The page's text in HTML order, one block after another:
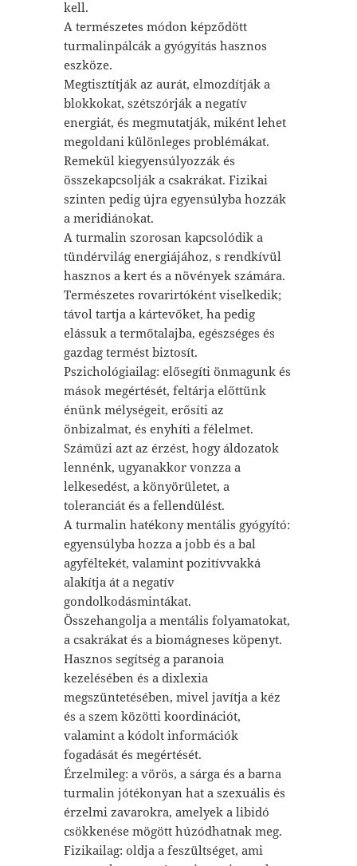
kell.
A természetes módon képződött
turmalinpálcák a gyógyítás hasznos
eszköze.
Megtisztítják az aurát, elmozdítják a
blokkokat, szétszórják a negatív
energiát, és megmutatják, miként lehet
megoldani különleges problémákat.
Remekül kiegyensúlyozzák és
összekapcsolják a csakrákat. Fizikai
szinten pedig újra egyensúlyba hozzák
a meridiánokat.
A turmalin szorosan kapcsolódik a
tündérvilág energiájához, s rendkívül
hasznos a kert és a növények számára.
Természetes rovarirtóként viselkedik;
távol tartja a kártevőket, ha pedig
elássuk a termőtalajba, egészséges és
gazdag termést biztosít.
Pszichológiailag: elősegíti önmagunk és
mások megértését, feltárja előttünk
énünk mélységeit, erősíti az
önbizalmat, és enyhíti a félelmet.
Száműzi azt az érzést, hogy áldozatok
lennénk, ugyanakkor vonzza a
lelkesedést, a könyörületet, a
toleranciát és a fellendülést.
A turmalin hatékony mentális gyógyító:
egyensúlyba hozza a jobb és a bal
agyféltekét, valamint pozitívvakká
alakítja át a negatív
gondolkodásmintákat.
Összehangolja a mentális folyamatokat,
a csakrákat és a biomágneses köpenyt.
Hasznos segítség a paranoia
kezelésében és a dixlexia
megszüntetésében, mivel javítja a kéz
és a szem közötti koordinációt,
valamint a kódolt információk
fogadását és megértését.
Érzelmileg: a vörös, a sárga és a barna
turmalin jótékonyan hat a szexuális és
érzelmi zavarokra, amelyek a libidó
csökkenése mögött húzódhatnak meg.
Fizikailag: oldja a feszültséget, ami